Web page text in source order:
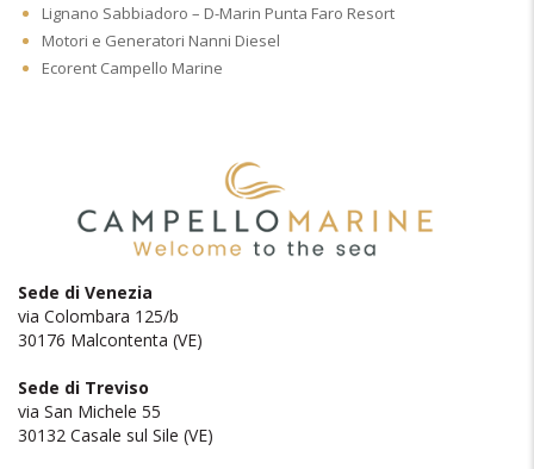
Lignano Sabbiadoro – D-Marin Punta Faro Resort
Motori e Generatori Nanni Diesel
Ecorent Campello Marine
Sede di Venezia
via Colombara 125/b
30176 Malcontenta (VE)
Sede di Treviso
via San Michele 55
30132 Casale sul Sile (VE)